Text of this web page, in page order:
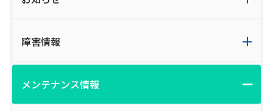
障害情報
メンテナンス情報